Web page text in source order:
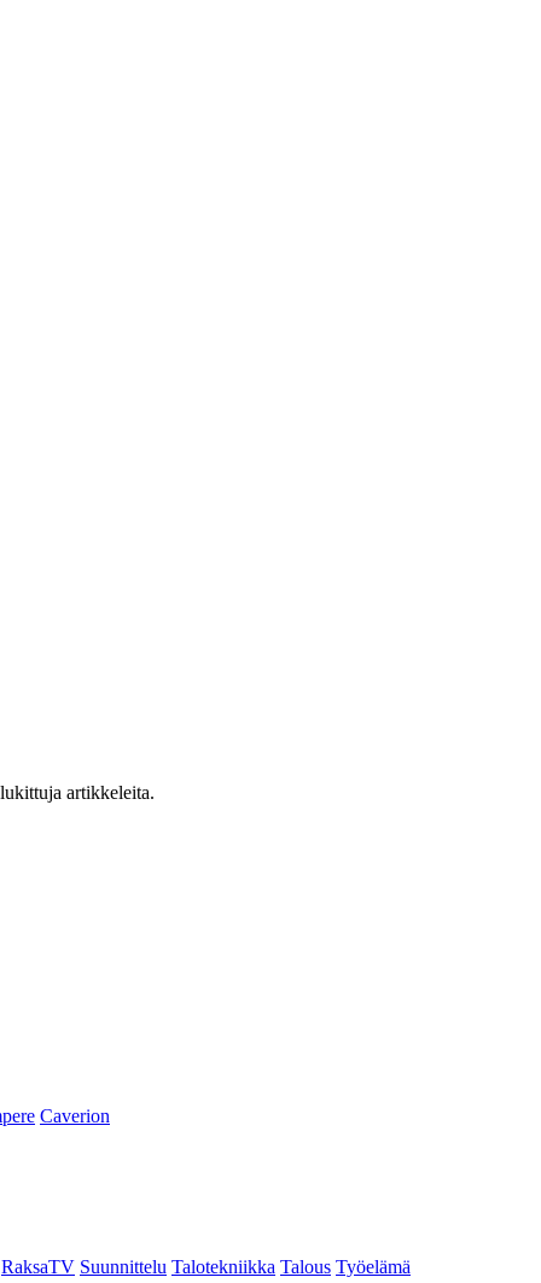
artikkeleita.
Caverion
RaksaTV Suunnittelu Talotekniikka Talous Työelämä